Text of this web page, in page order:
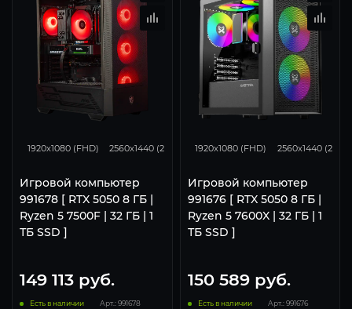
1920x1080 (FHD) 2560x1440 (2K) 3840x2160 (4K)
Игровой компьютер
991678 [ RTX 5050 8 ГБ |
Ryzen 5 7500F | 32 ГБ | 1
ТБ SSD ]
149 113 руб.
Есть в наличии Арт.: 991678
1920x1080 (FHD) 2560x1440 (2K)
Игровой компьютер
991676 [ RTX 5050 8 ГБ |
Ryzen 5 7600X | 32 ГБ | 1
ТБ SSD ]
150 589руб.
Есть в наличии Арт.: 991676